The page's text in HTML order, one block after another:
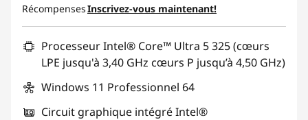
Promo price: Max 5 units per order
RécompensesInscrivez-vous maintenant!
Processeur Intel® Core™ Ultra 5 325 (cœurs
LPE jusqu'à 3,40 GHz cœurs P jusqu’à 4,50 GHz)
Windows 11 Professionnel 64
Circuit graphique intégré Intel®